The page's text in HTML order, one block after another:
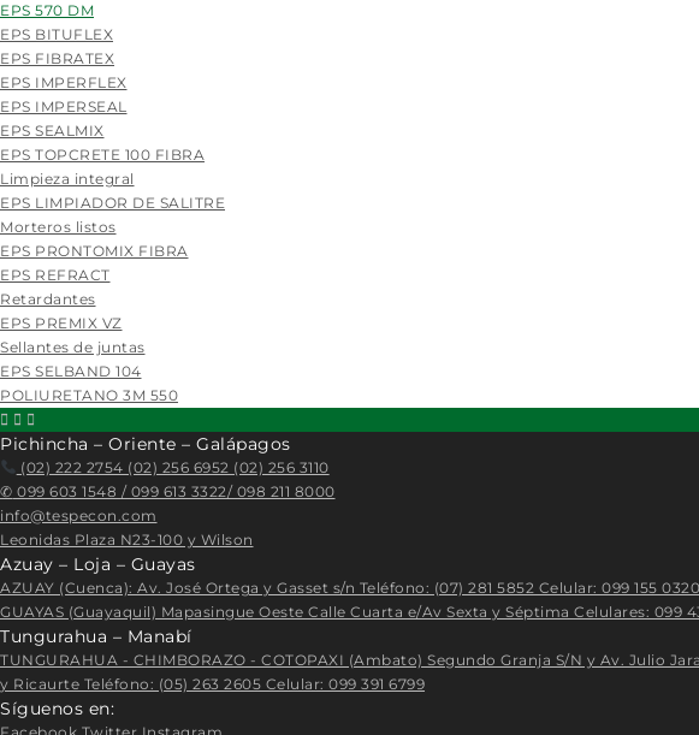
EPS 570 DM
EPS BITUFLEX
EPS FIBRATEX
EPS IMPERFLEX
EPS IMPERSEAL
EPS SEALMIX
EPS TOPCRETE 100 FIBRA
Limpieza integral
EPS LIMPIADOR DE SALITRE
Morteros listos
EPS PRONTOMIX FIBRA
EPS REFRACT
Retardantes
EPS PREMIX VZ
Sellantes de juntas
EPS SELBAND 104
POLIURETANO 3M 550
Pichincha – Oriente – Galápagos
(02) 222 2754 (02) 256 6952 (02) 256 3110
✆ 099 603 1548 / 099 613 3322/ 098 211 8000
info@tespecon.com
Leonidas Plaza N23-100 y Wilson
Azuay – Loja – Guayas
AZUAY (Cuenca): Av. José Ortega y Gasset s/n Teléfono: (07) 281 5852 Celular: 099 155 0320
GUAYAS (Guayaquil) Mapasingue Oeste Calle Cuarta e/Av Sexta y Séptima Celulares: 099
Tungurahua – Manabí
TUNGURAHUA - CHIMBORAZO - COTOPAXI (Ambato) Segundo Granja S/N y Av. Julio
y Ricaurte Teléfono: (05) 263 2605 Celular: 099 391 6799
Síguenos en: